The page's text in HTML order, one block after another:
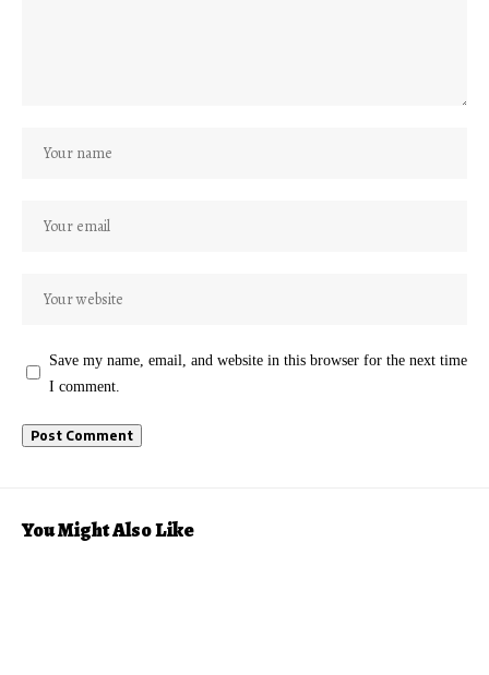
Save my name, email, and website in this browser for the next time
I comment.
You Might Also Like